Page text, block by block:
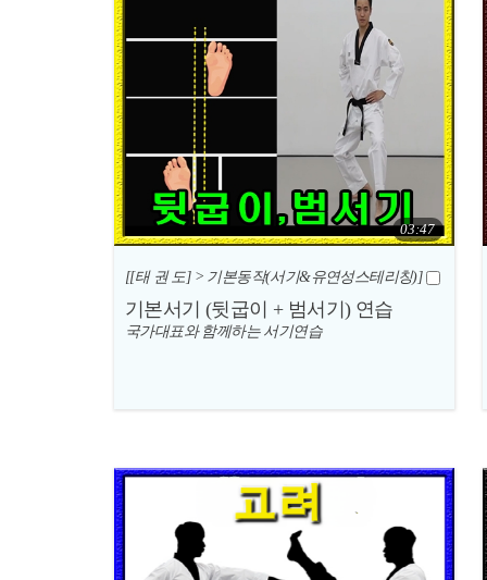
03:47
[[태 권 도] > 기본동작(서기&유연성스테리칭)]
기본서기 (뒷굽이 + 범서기) 연습
국가대표와 함께하는 서기연습